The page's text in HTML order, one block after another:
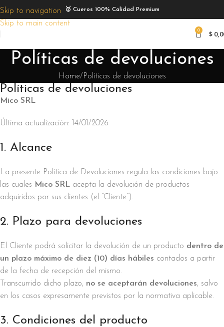
Skip to navigation
Skip to main content
🥇 Cueros 100% Calidad Premium
0 $
Políticas de devoluciones
Home Políticas de devoluciones
Políticas de devoluciones
Mico SRL
Última actualización: 14/01/2026
1. Alcance
La presente Política de Devoluciones regula las condiciones bajo
las cuales Mico SRL acepta la devolución de productos
adquiridos por sus clientes (el “Cliente”).
2. Plazo para devoluciones
El Cliente podrá solicitar la devolución de un producto dentro de
un plazo máximo de diez (10) días hábiles contados a partir
de la fecha de recepción del mismo.
Transcurrido dicho plazo, no se aceptarán devoluciones, salvo
en los casos expresamente previstos por la normativa aplicable.
3. Condiciones del producto